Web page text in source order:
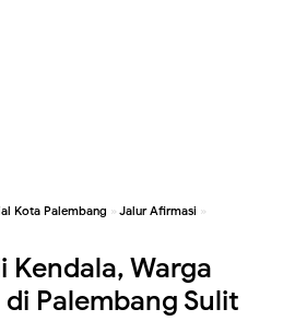
Kota Palembang » Jalur Afirmasi »
Kendala, Warga
Palembang Sulit